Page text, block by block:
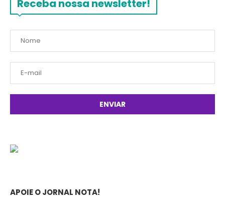
Receba nossa newsletter!
APOIE O JORNAL NOTA!